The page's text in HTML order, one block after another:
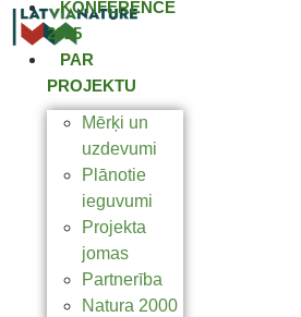
KONFERENCE
2025
PAR
PROJEKTU
Mērķi un
uzdevumi
Plānotie
ieguvumi
Projekta
jomas
Partnerība
Natura 2000